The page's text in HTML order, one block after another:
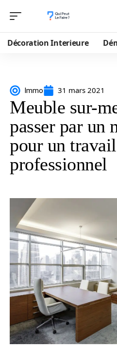
Décoration Interieure
Immo 31 mars 2021
Meuble sur-
passer par un
pour un travail
professionnel